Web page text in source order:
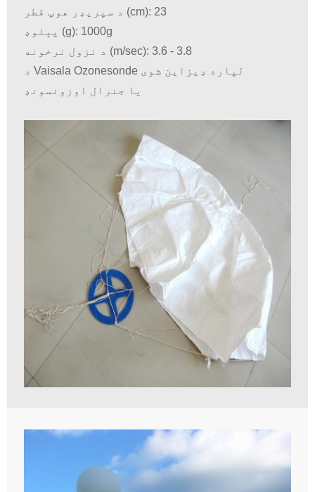
د سپریډر هوپ قطر (cm): 23
پېلوډ (g): 1000g
د نزول نرخونه (m/sec): 3.6 - 3.8
د Vaisala Ozonesonde لپاره ډیزاین شوی
یا جنرال اوزونسونډ